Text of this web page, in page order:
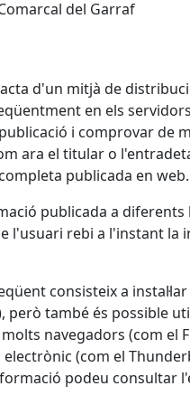
del Garraf
d'un mitjà de
en els
i comprovar de
ara el titular o
publicada en web.
publicada a
l'usuari rebi a l'instant la
consisteix a
però també és possible
navegadors (com el
(com el
podeu consultar